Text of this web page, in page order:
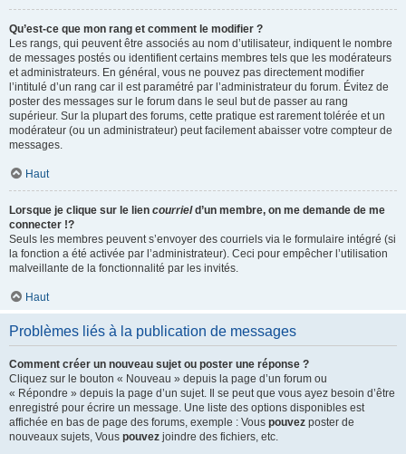
Qu’est-ce que mon rang et comment le modifier ?
Les rangs, qui peuvent être associés au nom d’utilisateur, indiquent le nombre
de messages postés ou identifient certains membres tels que les modérateurs
et administrateurs. En général, vous ne pouvez pas directement modifier
l’intitulé d’un rang car il est paramétré par l’administrateur du forum. Évitez de
poster des messages sur le forum dans le seul but de passer au rang
supérieur. Sur la plupart des forums, cette pratique est rarement tolérée et un
modérateur (ou un administrateur) peut facilement abaisser votre compteur de
messages.
Haut
Lorsque je clique sur le lien courrield’un membre, on me demande de me
connecter !?
Seuls les membres peuvent s’envoyer des courriels via le formulaire intégré (si
la fonction a été activée par l’administrateur). Ceci pour empêcher l’utilisation
malveillante de la fonctionnalité par les invités.
Haut
Problèmes liés à la publication de messages
Comment créer un nouveau sujet ou poster une réponse ?
Cliquez sur le bouton « Nouveau » depuis la page d’un forum ou
« Répondre » depuis la page d’un sujet. Il se peut que vous ayez besoin d’être
enregistré pour écrire un message. Une liste des options disponibles est
affichée en bas de page des forums, exemple : Vous pouvez poster de
nouveaux sujets, Vous pouvez joindre des fichiers, etc.